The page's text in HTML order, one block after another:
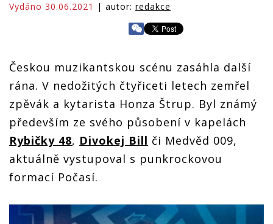
Vydáno 30.06.2021 | autor: redakce
Českou muzikantskou scénu zasáhla další
rána. V nedožitých čtyřiceti letech zemřel
zpěvák a kytarista Honza Štrup. Byl známý
především ze svého působení v kapelách
Rybičky 48, Divokej Bill či Medvěd 009,
aktuálně vystupoval s punkrockovou
formací Počasí.